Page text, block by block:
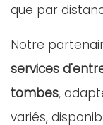
que par
Notre
services
tombes,
variés,